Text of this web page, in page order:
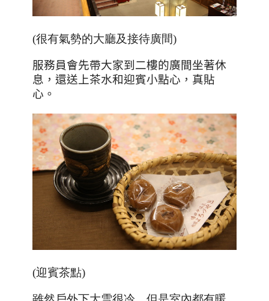
(很有氣勢的大廳及接待廣間)
服務員會先帶大家到二樓的廣間坐著休
息，還送上茶水和迎賓小點心，真貼
心。
(迎賓茶點)